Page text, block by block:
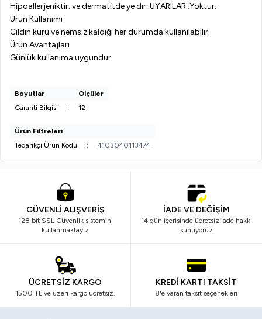
Hipoallerjeniktir. ve dermatitde ye dır. UYARILAR :Yoktur.
Ürün Kullanımı
Cildin kuru ve nemsiz kaldığı her durumda kullanılabilir.
Ürün Avantajları
Günlük kullanıma uygundur.
Boyutlar
Ölçüler
Garanti Bilgisi
: 12
Ürün Filtreleri
Tedarikçi Ürün Kodu
: 4103040113474
GÜVENLİ ALIŞVERİŞ
128 bit SSL Güvenlik sistemini
kullanmaktayız
İADE VE DEĞİŞİM
14 gün içerisinde ücretsiz iade hakkı
sunuyoruz
ÜCRETSİZ KARGO
1500 TL ve üzeri kargo ücretsiz.
KREDİ KARTI TAKSİT
8'e varan taksit seçenekleri